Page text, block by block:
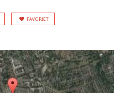
FAVORIET